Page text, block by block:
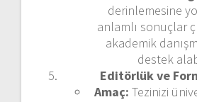
derinlemesine
anlamlı sonuçlar
akademik
destek
Editörlük ve
Amaç: Tezinizi